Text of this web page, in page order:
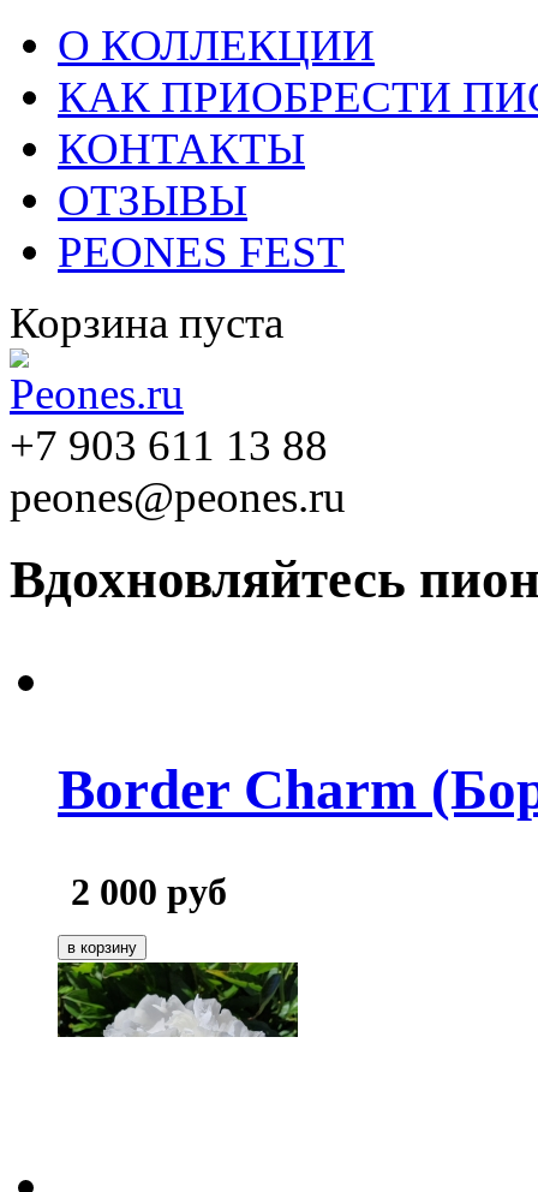
О КОЛЛЕКЦИИ
КАК ПРИОБРЕСТИ
КОНТАКТЫ
ОТЗЫВЫ
PEONES FEST
Корзина пуста
+7 903 611 13 88
peones@peones.ru
Вдохновляйтесь
Border Charm
2 000 руб